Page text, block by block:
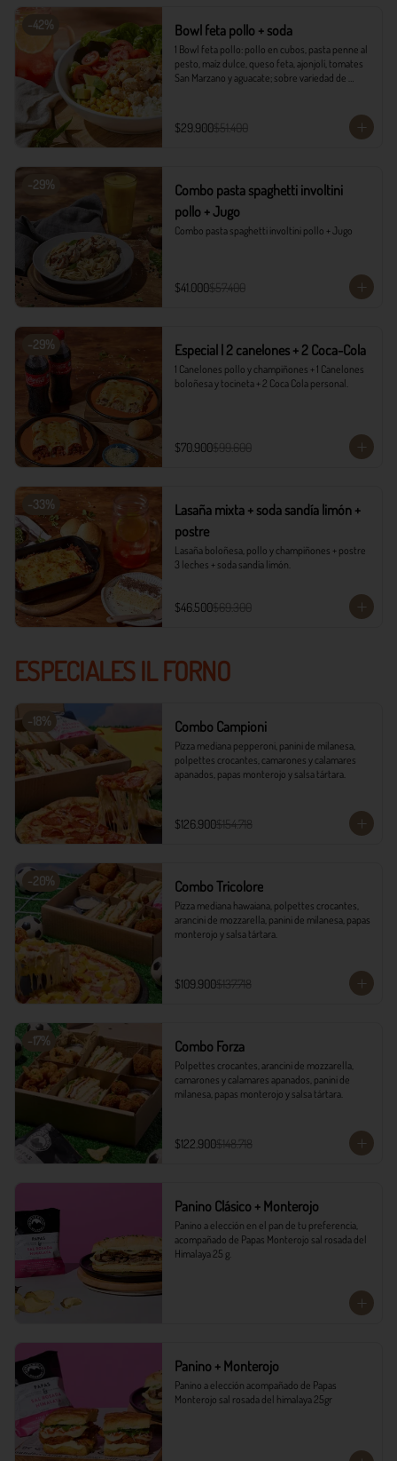
-42% Bowl feta pollo + soda
1 Bowl feta pollo: pollo en cubos, pasta penne al
pesto, maíz dulce, queso feta, ajonjolí, tomates
San Marzano y aguacate; sobre variedad de
$29.900$51.400
-29%
Combo pasta spaghetti involtini
pollo + Jugo
Combo pasta spaghetti involtini pollo + Jugo
$41.000$57.400
-29% Especial | 2 canelones + 2 Coca-Cola
1 Canelones pollo y champiñones + 1 Canelones
boloñesa y tocineta + 2 Coca Cola personal.
$70.900$99.600
-33%
Lasaña mixta + soda sandía limón +
postre
Lasaña boloñesa, pollo y champiñones + postre
3 leches + soda sandía limón.
$46.500$69.300
ESPECIALES IL FORNO
-18% Combo Campioni
Pizza mediana pepperoni, panini de milanesa,
polpettes crocantes, camarones y calamares
apanados, papas monterojo y salsa tártara.
$126.900$154.718
-20% Combo Tricolore
Pizza mediana hawaiana, polpettes crocantes,
arancini de mozzarella, panini de milanesa, papas
monterojo y salsa tártara.
$109.900$137.718
-17% Combo Forza
Polpettes crocantes, arancini de mozzarella,
camarones y calamares apanados, panini de
milanesa, papas monterojo y salsa tártara.
$122.900$148.718
Panino Clásico + Monterojo
Panino a elección en el pan de tu preferencia,
acompañado de Papas Monterojo sal rosada del
Himalaya 25 g.
Panino + Monterojo
Panino a elección acompañado de Papas
Monterojo sal rosada del himalaya 25gr